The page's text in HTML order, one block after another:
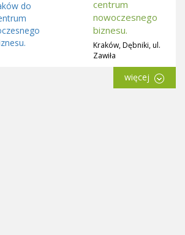
centrum
nowoczesnego
biznesu.
Kraków, Dębniki, ul.
Zawiła
więcej